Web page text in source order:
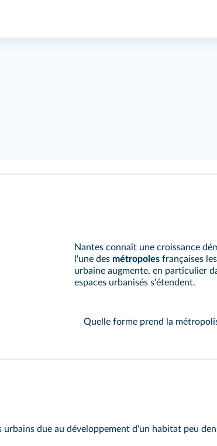
Nantes connaît une croissance
l'une des métropoles françaises
urbaine augmente, en particulier
espaces urbanisés s'étendent.
Quelle forme prend la
urbains due au développement d'un habitat peu